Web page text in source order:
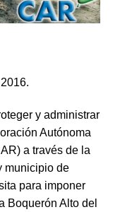
y administrar
Autónoma
a través de la
municipio de
para imponer
Boquerón Alto del